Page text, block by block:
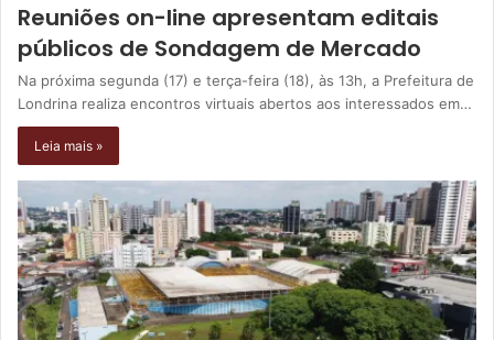
Reuniões on-line apresentam editais
públicos de Sondagem de Mercado
Na próxima segunda (17) e terça-feira (18), às 13h, a Prefeitura de
Londrina realiza encontros virtuais abertos aos interessados em…
Leia mais »